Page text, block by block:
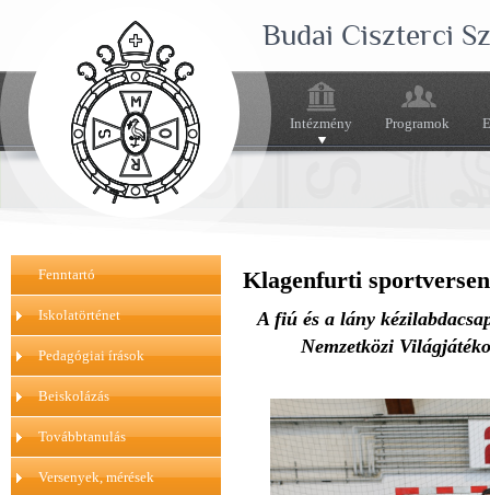
Budai Ciszterci
Intézmény Programok
Fenntartó
Iskolatörténet
Pedagógiai írások
Beiskolázás
Továbbtanulás
Versenyek, mérések
Klagenfurti
A fiú és a lány
Nemzetközi